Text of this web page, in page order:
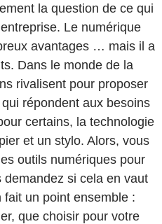
la question de ce qui
Le numérique
avantages … mais il a
Dans le monde de la
rivalisent pour proposer
répondent aux besoins
certains, la technologie
et un stylo. Alors, vous
outils numériques pour
si cela en vaut
un point ensemble :
que choisir pour votre